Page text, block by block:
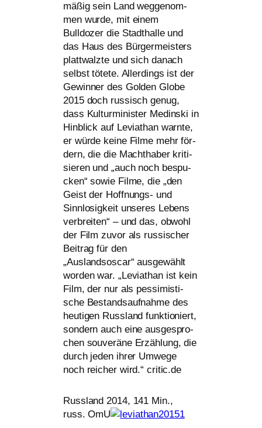
mä­ßig sein Land weg­ge­nom­
men wur­de, mit einem
Bulldozer die Stadthalle und
das Haus des Bürgermeisters
platt­walz­te und sich danach
selbst töte­te. Allerdings ist der
Gewinner des Golden Globe
2015 doch rus­sisch genug,
dass Kulturminister Medinski in
Hinblick auf Leviathan warn­te,
er wür­de kei­ne Filme mehr för­
dern, die die Machthaber kri­ti­
sie­ren und „auch noch bespu­
cken“ sowie Filme, die „den
Geist der Hoffnungs- und
Sinnlosigkeit unse­res Lebens
ver­brei­ten“ – und das, obwohl
der Film zuvor als rus­si­scher
Beitrag für den
„Auslandsoscar“ aus­ge­wählt
wor­den war. „Leviathan ist kein
Film, der nur als pes­si­mis­ti­
sche Bestandsaufnahme des
heu­ti­gen Russland funk­tio­niert,
son­dern auch eine aus­ge­spro­
chen sou­ve­rä­ne Erzählung, die
durch jeden ihrer Umwege
noch rei­cher wird.“ critic.de
Russland 2014, 141 Min.,
russ. OmU